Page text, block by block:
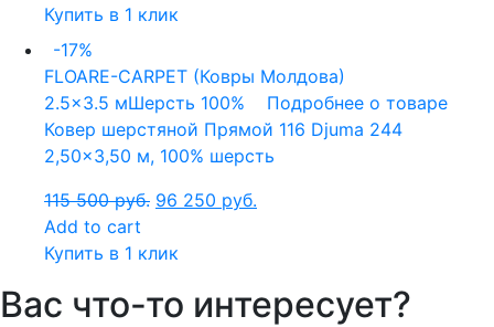
Купить в 1 клик
-17%
FLOARE-CARPET (Ковры Молдова)
2.5x3.5 мШерсть 100%
Подробнее о товаре
Ковер шерстяной Прямой 116 Djuma 244
2,50×3,50 м, 100% шерсть
115 500руб. 96 250 руб.
Add to cart
Купить в 1 клик
Вас что-то интересует?